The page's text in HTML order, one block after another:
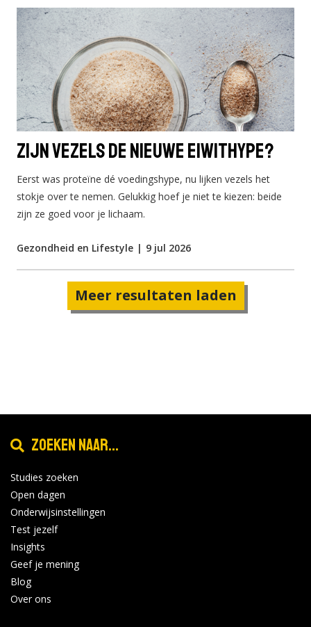
Zijn vezels de nieuwe eiwithype?
Eerst was proteïne dé voedingshype, nu lijken vezels het
stokje over te nemen. Gelukkig hoef je niet te kiezen: beide
zijn ze goed voor je lichaam.
Gezondheid en Lifestyle | 9 jul 2026
Meer resultaten laden
Zoeken naar...
Studies zoeken
Open dagen
Onderwijsinstellingen
Test jezelf
Insights
Geef je mening
Blog
Over ons